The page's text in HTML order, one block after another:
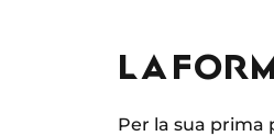
LA
Per la sua prima